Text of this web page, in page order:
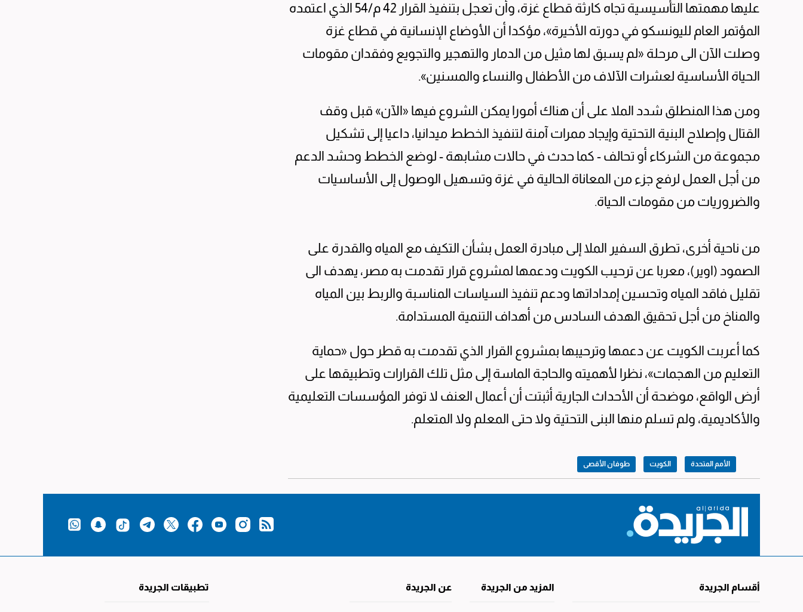
عليها مهمتها التأسيسية تجاه كارثة قطاع غزة، وأن تعجل بتنفيذ القرار 42 م/54 الذي اعتمده
المؤتمر العام لليونسكو في دورته الأخيرة»، مؤكدا أن الأوضاع الإنسانية في قطاع غزة
وصلت الآن الى مرحلة «لم يسبق لها مثيل من الدمار والتهجير والتجويع وفقدان مقومات
الحياة الأساسية لعشرات الآلاف من الأطفال والنساء والمسنين».
ومن هذا المنطلق شدد الملا على أن هناك أمورا يمكن الشروع فيها «الآن» قبل وقف
القتال وإصلاح البنية التحتية وإيجاد ممرات آمنة لتنفيذ الخطط ميدانيا، داعيا إلى تشكيل
مجموعة من الشركاء أو تحالف - كما حدث في حالات مشابهة - لوضع الخطط وحشد الدعم
من أجل العمل لرفع جزء من المعاناة الحالية في غزة وتسهيل الوصول إلى الأساسيات
والضروريات من مقومات الحياة.
من ناحية أخرى، تطرق السفير الملا إلى مبادرة العمل بشأن التكيف مع المياه والقدرة على
الصمود (اوير)، معربا عن ترحيب الكويت ودعمها لمشروع قرار تقدمت به مصر، يهدف الى
تقليل فاقد المياه وتحسين إمداداتها ودعم تنفيذ السياسات المناسبة والربط بين المياه
والمناخ من أجل تحقيق الهدف السادس من أهداف التنمية المستدامة.
كما أعربت الكويت عن دعمها وترحيبها بمشروع القرار الذي تقدمت به قطر حول «حماية
التعليم من الهجمات»، نظرا لأهميته والحاجة الماسة إلى مثل تلك القرارات وتطبيقها على
أرض الواقع، موضحة أن الأحداث الجارية أثبتت أن أعمال العنف لا توفر المؤسسات التعليمية
والأكاديمية، ولم تسلم منها البنى التحتية ولا حتى المعلم ولا المتعلم.
الأمم المتحدة الكويت طوفان الأقصى
أقسام الجريدة المزيد من الجريدة عن الجريدة تطبيقات الجريدة